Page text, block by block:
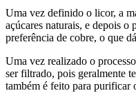
Uma vez definido o licor, a
açúcares naturais, e depois o
preferência de cobre, o que
Uma vez realizado o
ser filtrado, pois geralmente
também é feito para purificar